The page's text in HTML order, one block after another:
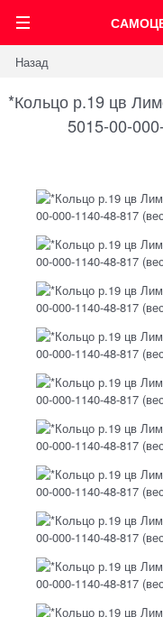
Назад
*Кольцо р.19 цв
5015-00-